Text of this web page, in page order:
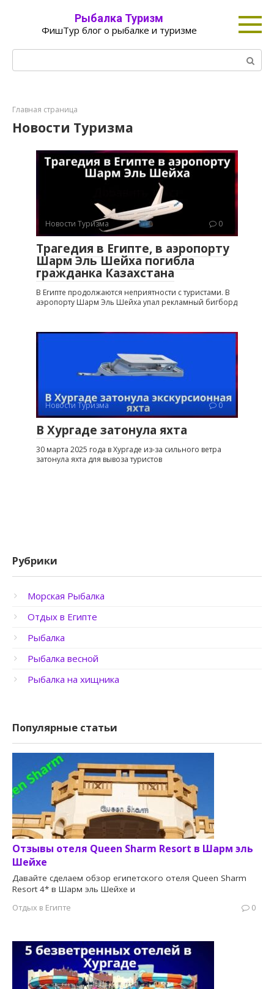
Рыбалка Туризм
ФишТур блог о рыбалке и туризме
Поиск:
Главная страница
Новости Туризма
Новости Туризма 0
Трагедия в Египте, в аэропорту
Шарм Эль Шейха погибла
гражданка Казахстана
В Египте продолжаются неприятности с туристами. В
аэропорту Шарм Эль Шейха упал рекламный бигборд
Новости Туризма 0
В Хургаде затонула яхта
30 марта 2025 года в Хургаде из-за сильного ветра
затонула яхта для вывоза туристов
Рубрики
Морская Рыбалка
Отдых в Египте
Рыбалка
Рыбалка весной
Рыбалка на хищника
Популярные статьи
Отзывы отеля Queen Sharm Resort в Шарм эль
Шейхе
Давайте сделаем обзор египетского отеля Queen Sharm
Resort 4* в Шарм эль Шейхе и
Отдых в Египте
0